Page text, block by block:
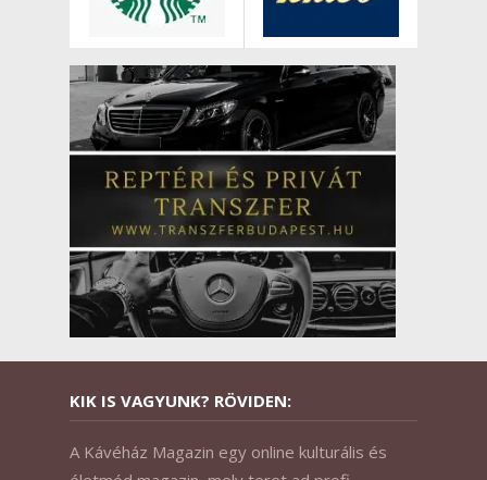
KIK IS VAGYUNK? RÖVIDEN:
A Kávéház Magazin egy online kulturális és